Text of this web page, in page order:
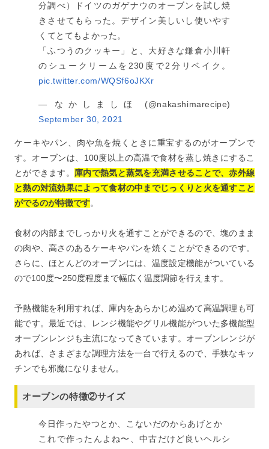
分調べ）ドイツのガゲナウのオーブンを試し焼
きさせてもらった。デザイン美しいし使いやす
くてとてもよかった。
「ふつうのクッキー」と、大好きな鎌倉小川軒
のシュークリームを230度で2分リベイク。
pic.twitter.com/WQSf6oJKXr
— なかしましほ (@nakashimarecipe)
September 30, 2021
ケーキやパン、肉や魚を焼くときに重宝するのがオーブンで
す。オーブンは、100度以上の高温で食材を蒸し焼きにするこ
とができます。 庫内で熱気と蒸気を充満させることで、赤外線
と熱の対流効果によって食材の中までじっくりと火を通すこと
がでるのが特徴です。
食材の内部までしっかり火を通すことができるので、塊のまま
の肉や、高さのあるケーキやパンを焼くことができるのです。
さらに、ほとんどのオーブンには、温度設定機能がついている
ので100度〜250度程度まで幅広く温度調節を行えます。
予熱機能を利用すれば、庫内をあらかじめ温めて高温調理も可
能です。最近では、レンジ機能やグリル機能がついた多機能型
オーブンレンジも主流になってきています。オーブンレンジが
あれば、さまざまな調理方法を一台で行えるので、手狭なキッ
チンでも邪魔になりません。
オーブンの特徴②サイズ
今日作ったやつとか、こないだのからあげとか
これで作ったんよね〜、中古だけど良いヘルシ